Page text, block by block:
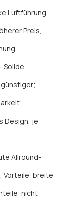
Luftführung,
Preis,
Solide
Design, je
Allround-
Vorteile: breite
nicht